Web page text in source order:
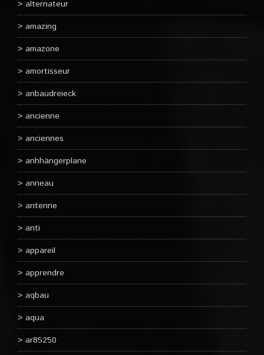
alternateur
amazing
amazone
amortisseur
anbaudreieck
ancienne
anciennes
anhhängerplane
anneau
antenne
anti
appareil
apprendre
aqbau
aqua
ar85250